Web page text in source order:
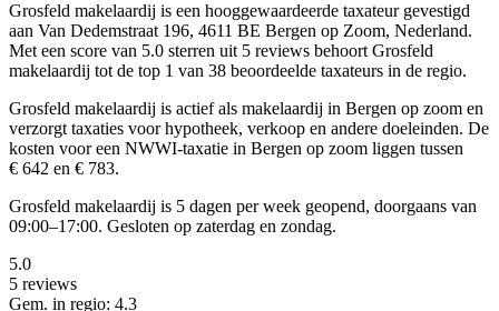
Grosfeld makelaardij is een hooggewaardeerde taxateur gevestigd
aan Van Dedemstraat 196, 4611 BE Bergen op Zoom, Nederland.
Met een score van 5.0 sterren uit 5 reviews behoort Grosfeld
makelaardij tot de top 1 van 38 beoordeelde taxateurs in de regio.
Grosfeld makelaardij is actief als makelaardij in Bergen op zoom en
verzorgt taxaties voor hypotheek, verkoop en andere doeleinden. De
kosten voor een NWWI-taxatie in Bergen op zoom liggen tussen
€ 642 en € 783.
Grosfeld makelaardij is 5 dagen per week geopend, doorgaans van
09:00–17:00. Gesloten op zaterdag en zondag.
5.0
5 reviews
Gem. in regio: 4.3